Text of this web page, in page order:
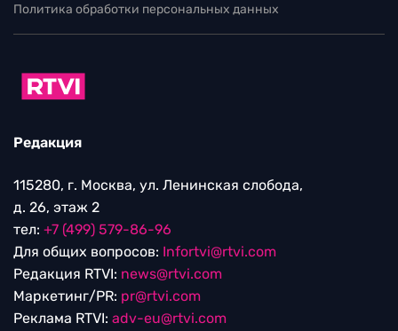
Политика обработки персональных данных
Редакция
115280, г. Москва, ул. Ленинская слобода,
д. 26, этаж 2
тел: +7 (499) 579-86-96
Для общих вопросов: Infortvi@rtvi.com
Редакция RTVI: news@rtvi.com
Маркетинг/PR: pr@rtvi.com
Реклама RTVI: adv-eu@rtvi.com